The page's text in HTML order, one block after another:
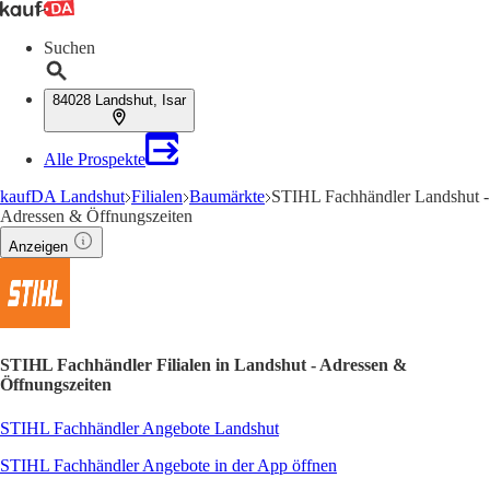
Suchen
84028 Landshut, Isar
Alle Prospekte
kaufDA Landshut Filialen Baumärkte STIHL Fachhändler Landshut -
Adressen & Öffnungszeiten
Anzeigen
STIHL Fachhändler Filialen in Landshut - Adressen &
Öffnungszeiten
STIHL Fachhändler Angebote Landshut
STIHL Fachhändler Angebote in der App öffnen